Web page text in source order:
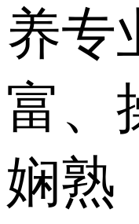
养专
富、
娴熟